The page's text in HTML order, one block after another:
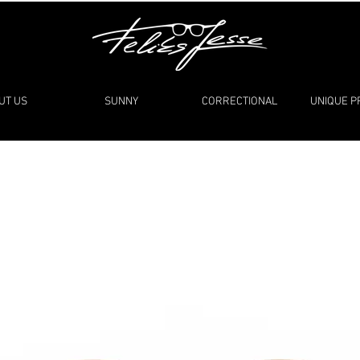
US SUNNY CORRECTIONAL UNIQUE